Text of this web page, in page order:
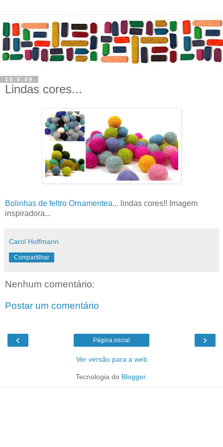
15.5.09
Lindas cores...
Bolinhas de feltro Ornamentea... lindas cores!! Imagem
inspiradora...
Carol Hoffmann
Compartilhar
Nenhum comentário:
Postar um comentário
‹ ›
Página inicial
Ver versão para a web
Tecnologia do Blogger.